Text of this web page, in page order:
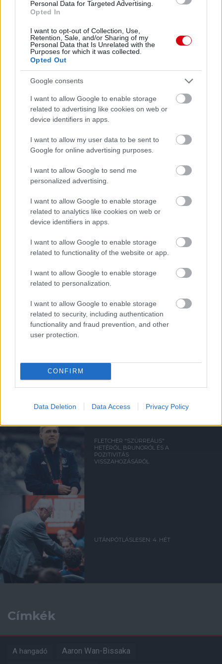
Personal Data for Targeted Advertising.
Opted In
I want to opt-out of Collection, Use,
Retention, Sale, and/or Sharing of my
Personal Data that Is Unrelated with the
Purposes for which it was collected.
Opted Out
Google consents
I want to allow Google to enable storage
related to advertising like cookies on web or
device identifiers in apps.
I want to allow my user data to be sent to
Google for online advertising purposes.
I want to allow Google to send me
personalized advertising.
I want to allow Google to enable storage
related to analytics like cookies on web or
device identifiers in apps.
I want to allow Google to enable storage
related to functionality of the website or app.
I want to allow Google to enable storage
related to personalization.
I want to allow Google to enable storage
related to security, including authentication
functionality and fraud prevention, and other
user protection.
CONFIRM
Data Deletion Data Access Privacy Policy
Meccs Center
Paris Saint-Germain
Manchester United
Felkészülési szezon 4. mérkőzés
Nya Ullevi, Göteborg
2026-08-08 17:00
1 nap 23 óra 59 perc 6 másodperc
Leeds Unitedvs Manchester United2026-08-12 20:30
AC Milan Manchester United2026-08-15 18:00
ELŐZŐ MÉRKŐZÉSEK
Támogatás
Támogasd adományoddal
a ManUtdFanatics.hu működését!
Kapcsolódó hírek
FLETCHER "SZÜRREÁLIS"
HETÉRŐL, BRUNORÓL ÉS A
POZITIVITÁS
VISSZAHOZÁSÁRÓL
UTÁNPÓTLÁSLESEN: 4. HÉT
Címkék
A hangadó Aaron Wan-Bissaka